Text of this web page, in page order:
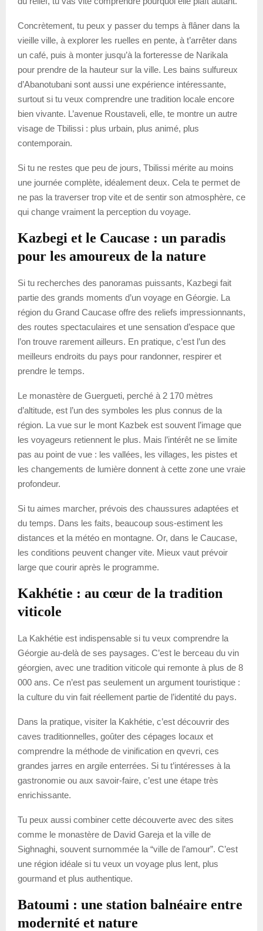
Concrètement, tu peux y passer du temps à flâner dans la
vieille ville, à explorer les ruelles en pente, à t’arrêter dans
un café, puis à monter jusqu’à la forteresse de Narikala
pour prendre de la hauteur sur la ville. Les bains sulfureux
d’Abanotubani sont aussi une expérience intéressante,
surtout si tu veux comprendre une tradition locale encore
bien vivante. L’avenue Roustaveli, elle, te montre un autre
visage de Tbilissi : plus urbain, plus animé, plus
contemporain.
Si tu ne restes que peu de jours, Tbilissi mérite au moins
une journée complète, idéalement deux. Cela te permet de
ne pas la traverser trop vite et de sentir son atmosphère, ce
qui change vraiment la perception du voyage.
Kazbegi et le Caucase : un paradis
pour les amoureux de la nature
Si tu recherches des panoramas puissants, Kazbegi fait
partie des grands moments d’un voyage en Géorgie. La
région du Grand Caucase offre des reliefs impressionnants,
des routes spectaculaires et une sensation d’espace que
l’on trouve rarement ailleurs. En pratique, c’est l’un des
meilleurs endroits du pays pour randonner, respirer et
prendre le temps.
Le monastère de Guergueti, perché à 2 170 mètres
d’altitude, est l’un des symboles les plus connus de la
région. La vue sur le mont Kazbek est souvent l’image que
les voyageurs retiennent le plus. Mais l’intérêt ne se limite
pas au point de vue : les vallées, les villages, les pistes et
les changements de lumière donnent à cette zone une vraie
profondeur.
Si tu aimes marcher, prévois des chaussures adaptées et
du temps. Dans les faits, beaucoup sous-estiment les
distances et la météo en montagne. Or, dans le Caucase,
les conditions peuvent changer vite. Mieux vaut prévoir
large que courir après le programme.
Kakhétie : au cœur de la tradition
viticole
La Kakhétie est indispensable si tu veux comprendre la
Géorgie au-delà de ses paysages. C’est le berceau du vin
géorgien, avec une tradition viticole qui remonte à plus de 8
000 ans. Ce n’est pas seulement un argument touristique :
la culture du vin fait réellement partie de l’identité du pays.
Dans la pratique, visiter la Kakhétie, c’est découvrir des
caves traditionnelles, goûter des cépages locaux et
comprendre la méthode de vinification en qvevri, ces
grandes jarres en argile enterrées. Si tu t’intéresses à la
gastronomie ou aux savoir-faire, c’est une étape très
enrichissante.
Tu peux aussi combiner cette découverte avec des sites
comme le monastère de David Gareja et la ville de
Sighnaghi, souvent surnommée la “ville de l’amour”. C’est
une région idéale si tu veux un voyage plus lent, plus
gourmand et plus authentique.
Batoumi : une station balnéaire entre
modernité et nature